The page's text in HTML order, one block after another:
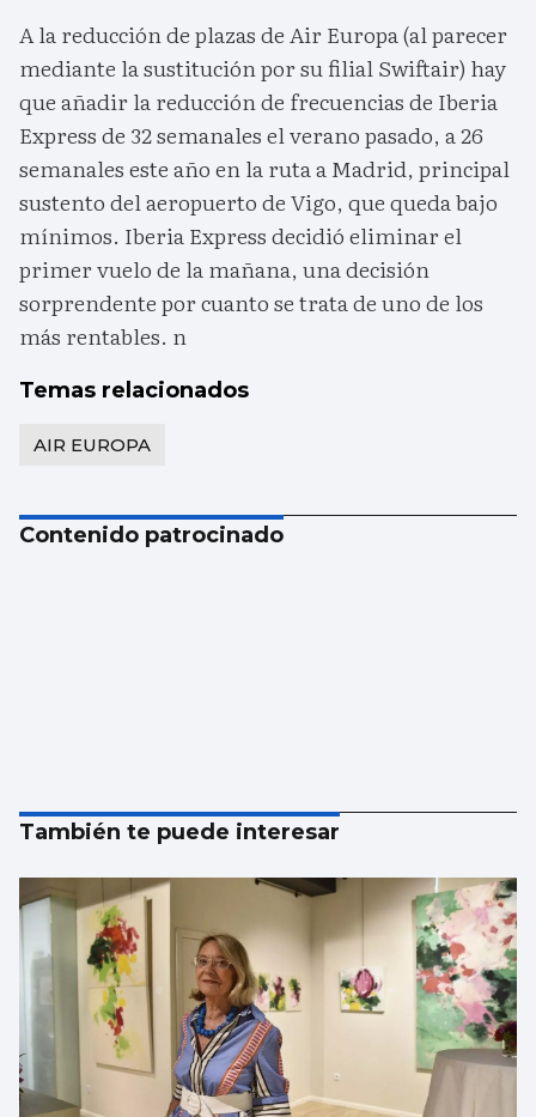
A la reducción de plazas de Air Europa (al parecer
mediante la sustitución por su filial Swiftair) hay
que añadir la reducción de frecuencias de Iberia
Express de 32 semanales el verano pasado, a 26
semanales este año en la ruta a Madrid, principal
sustento del aeropuerto de Vigo, que queda bajo
mínimos. Iberia Express decidió eliminar el
primer vuelo de la mañana, una decisión
sorprendente por cuanto se trata de uno de los
más rentables. n
Temas relacionados
AIR EUROPA
Contenido patrocinado
También te puede interesar